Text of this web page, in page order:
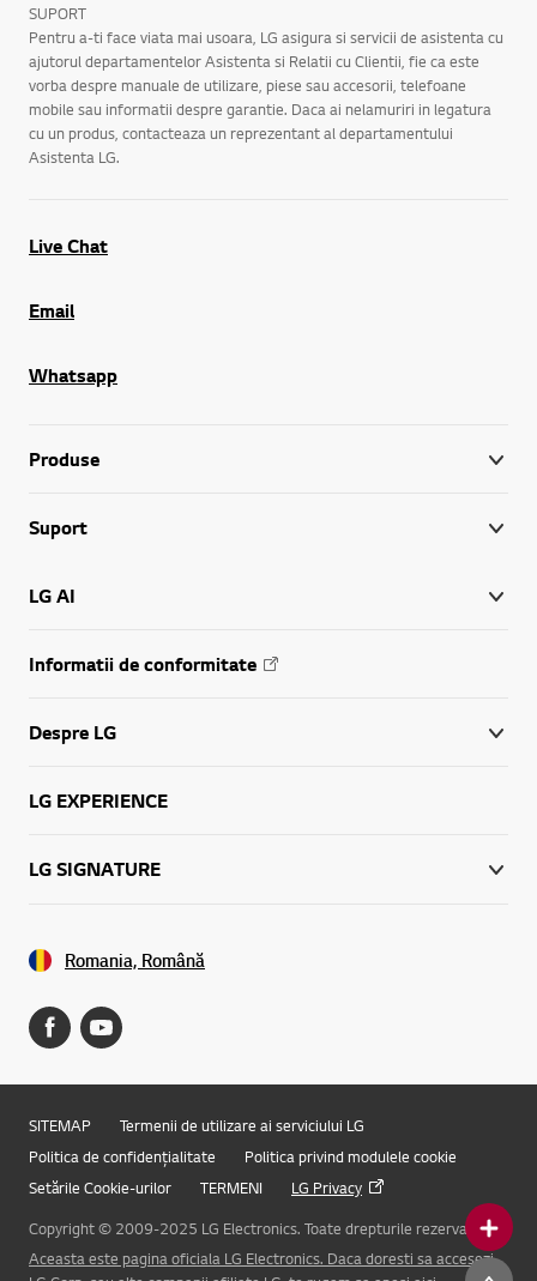
Online Chat
SUPORT
Pentru a-ti face viata mai usoara, LG asigura si servicii de asistenta cu
ajutorul departamentelor Asistenta si Relatii cu Clientii, fie ca este
vorba despre manuale de utilizare, piese sau accesorii, telefoane
mobile sau informatii despre garantie. Daca ai nelamuriri in legatura
cu un produs, contacteaza un reprezentant al departamentului
Asistenta LG.
Live Chat
Email
Whatsapp
Produse
Suport
LG AI
Informatii de conformitate
Despre LG
LG EXPERIENCE
LG SIGNATURE
Romania, Română
SITEMAP
Termenii de utilizare ai serviciului LG
Politica de confidențialitate
Politica privind modulele cookie
Setările Cookie-urilor
TERMENI
LG Privacy
Copyright © 2009-2025 LG Electronics. Toate drepturile rezervate.
Aceasta este pagina oficiala LG Electronics. Daca doresti sa accesezi